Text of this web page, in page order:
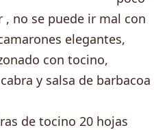
no se puede ir mal con
elegantes,
con tocino,
y salsa de barbacoa
de tocino 20 hojas